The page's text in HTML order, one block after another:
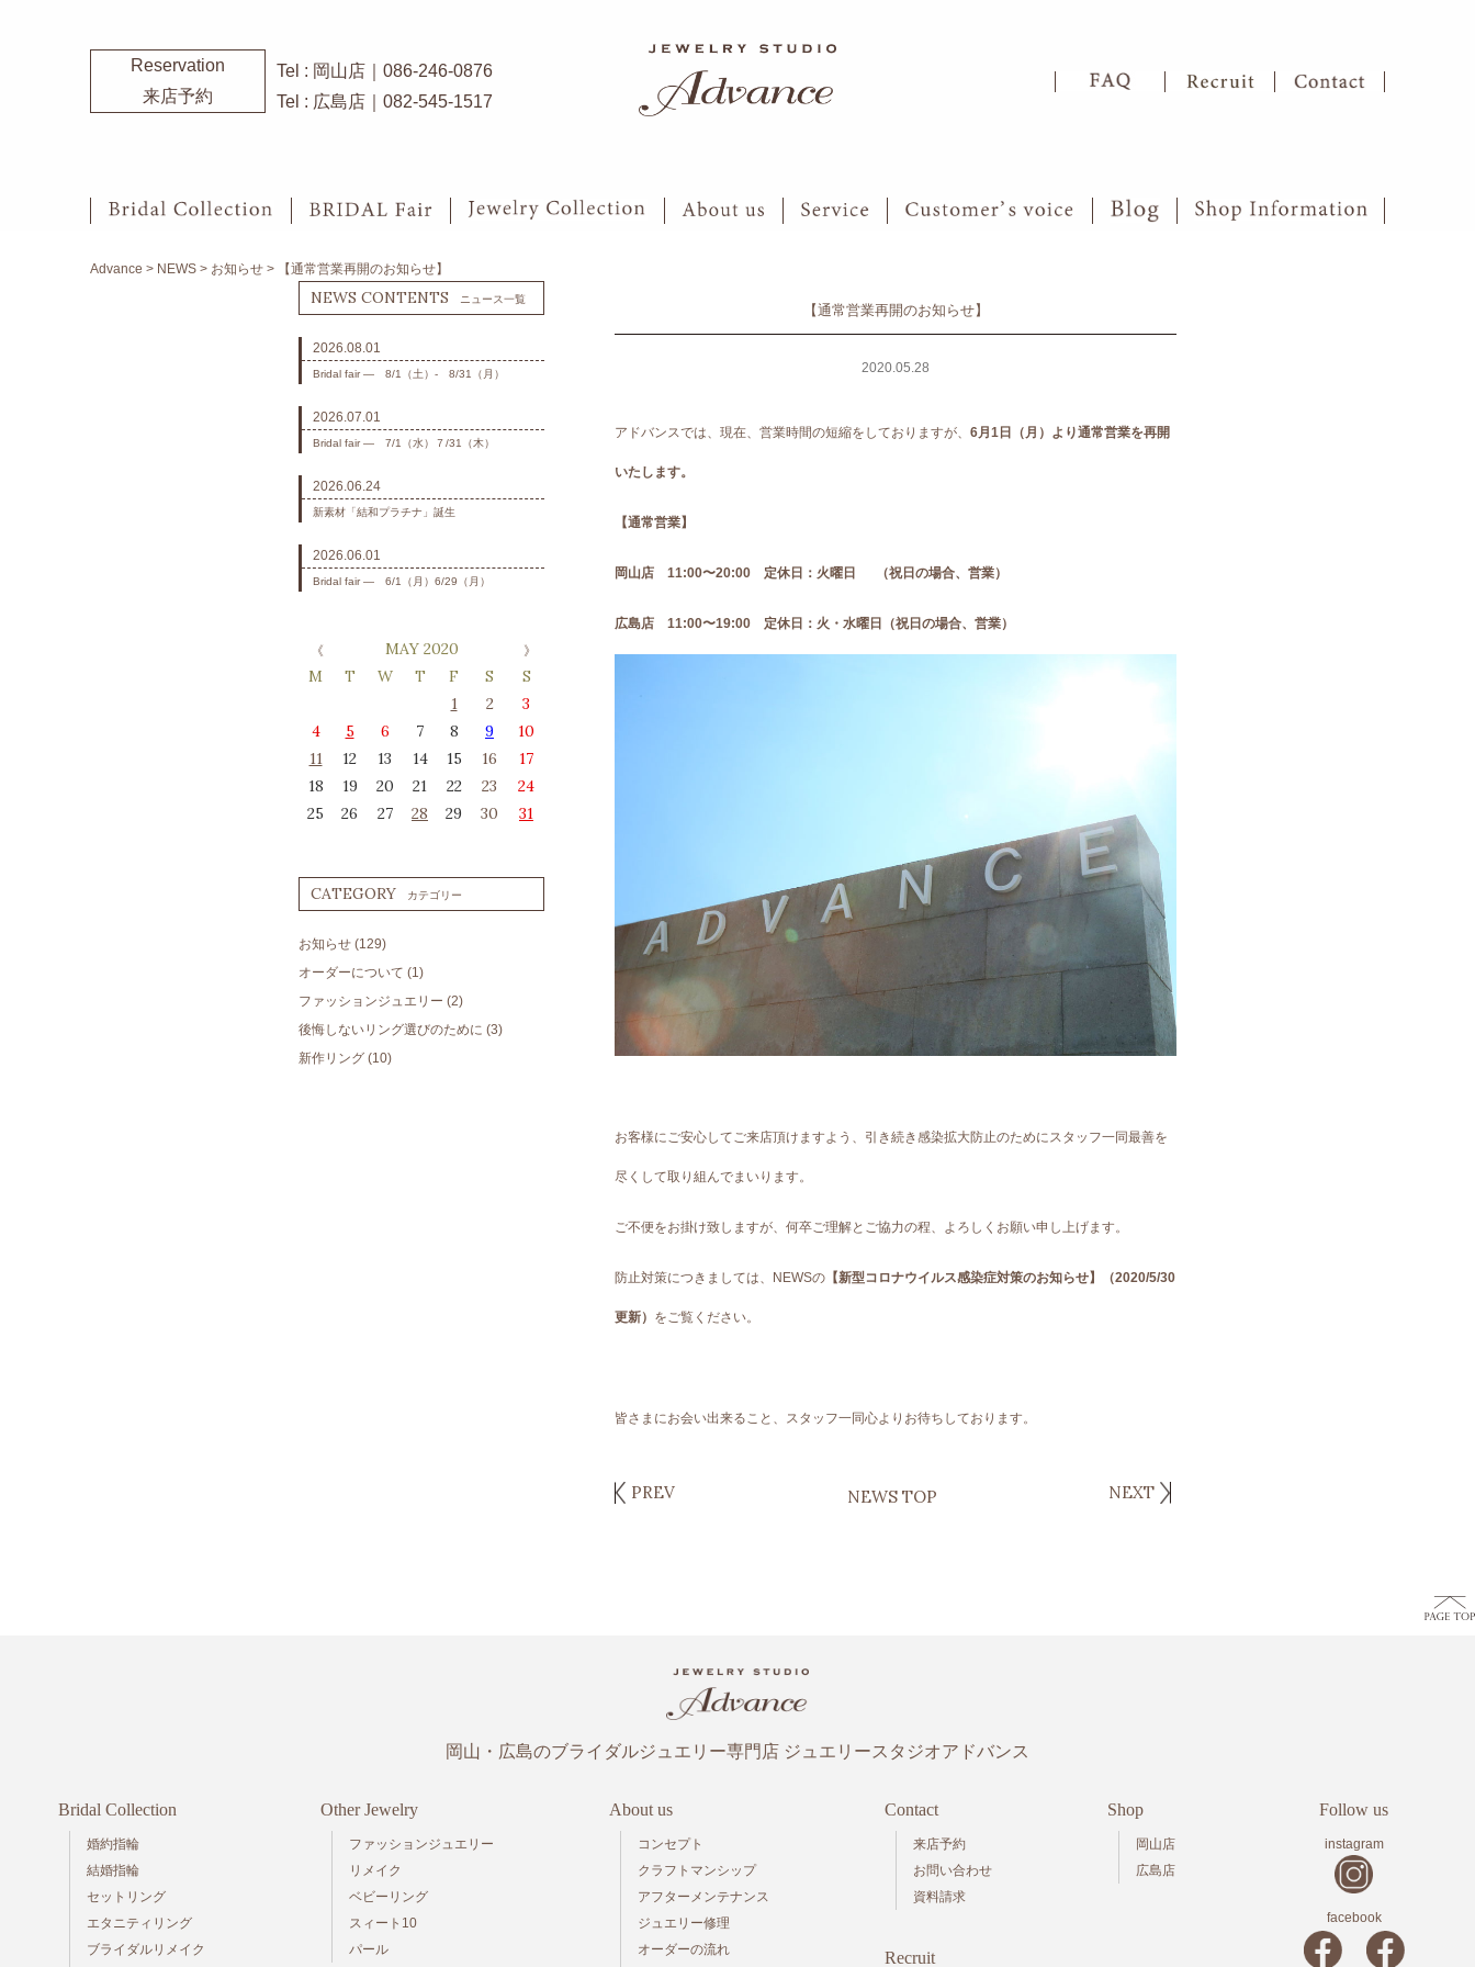
Reservation
来店予約
Tel : 岡山店｜086-246-0876
Tel : 広島店｜082-545-1517
Advance > NEWS > お知らせ > 【通常営業再開のお知らせ】
【通常営業再開のお知らせ】
2020.05.28
アドバンスでは、現在、営業時間の短縮をしておりますが、 6月1日（月）より通常営業を再開
いたします。
【通常営業】
岡山店 11:00〜20:00 定休日：火曜日 （祝日の場合、営業）
広島店 11:00〜19:00 定休日：火・水曜日（祝日の場合、営業）
お客様にご安心してご来店頂けますよう、引き続き感染拡大防止のためにスタッフ一同最善を
尽くして取り組んでまいります。
ご不便をお掛け致しますが、何卒ご理解とご協力の程、よろしくお願い申し上げます。
防止対策につきましては、NEWSの 【新型コロナウイルス感染症対策のお知らせ】（2020/5/30
更新） をご覧ください。
皆さまにお会い出来ること、スタッフ一同心よりお待ちしております。
PREV NEWS TOP NEXT
NEWS CONTENTS ニュース一覧
2026.08.01
Bridal fair ― 8/1（土）- 8/31（月）
2026.07.01
Bridal fair ― 7/1（水）７/31（木）
2026.06.24
新素材「結和プラチナ」誕生
2026.06.01
Bridal fair ― 6/1（月）6/29（月）
MAY 2020
M
T W T F S
S
1
2
3
4
5 6 7 8 9
10
11
12 13 14 15 16
17
18
19 20 21 22 23
24
25
26 27 28 29 30 31
CATEGORY カテゴリー
お知らせ (129)
オーダーについて (1)
ファッションジュエリー (2)
後悔しないリング選びのために (3)
新作リング (10)
岡山・広島のブライダルジュエリー専門店 ジュエリースタジオアドバンス
Bridal Collection
婚約指輪
結婚指輪
セットリング
エタニティリング
ブライダルリメイク
Other Jewelry
ファッションジュエリー
リメイク
ベビーリング
スィート10
パール
About us
コンセプト
クラフトマンシップ
アフターメンテナンス
ジュエリー修理
オーダーの流れ
Contact
来店予約
お問い合わせ
資料請求
Recruit
Shop
岡山店
広島店
Follow us
instagram
facebook